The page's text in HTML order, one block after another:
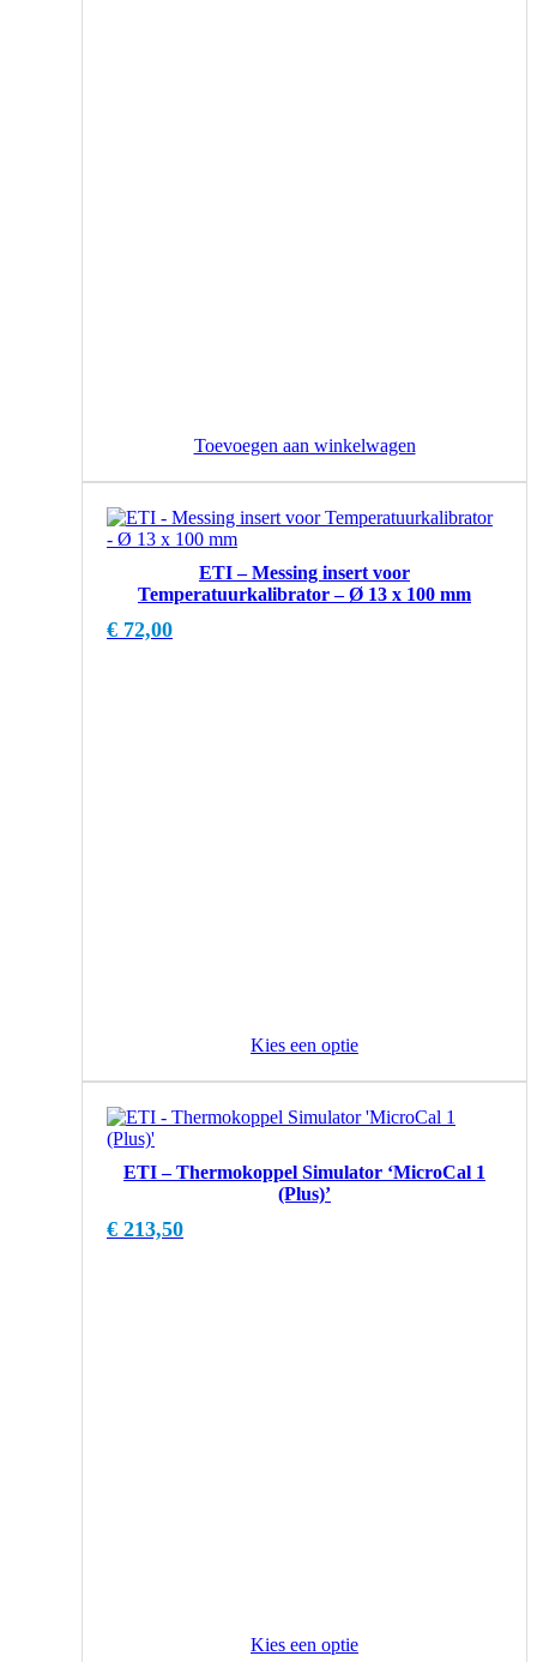
Toevoegen aan winkelwagen
ETI – Messing insert voor
Temperatuurkalibrator – Ø 13 x 100 mm
€ 72,00
Kies een optie
ETI – Thermokoppel Simulator ‘MicroCal 1
(Plus)’
€ 213,50
Kies een optie